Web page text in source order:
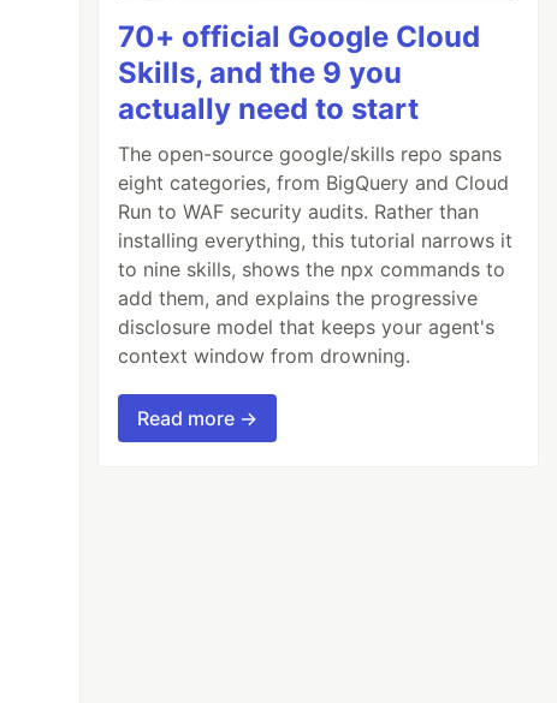
70+ official Google Cloud
Skills, and the 9 you
actually need to start
The open-source google/skills repo spans
eight categories, from BigQuery and Cloud
Run to WAF security audits. Rather than
installing everything, this tutorial narrows it
to nine skills, shows the npx commands to
add them, and explains the progressive
disclosure model that keeps your agent's
context window from drowning.
Read more →